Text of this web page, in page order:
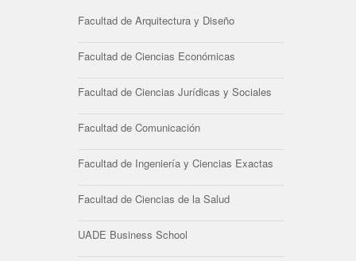
Facultad de Arquitectura y Diseño
Facultad de Ciencias Económicas
Facultad de Ciencias Jurídicas y Sociales
Facultad de Comunicación
Facultad de Ingeniería y Ciencias Exactas
Facultad de Ciencias de la Salud
UADE Business School